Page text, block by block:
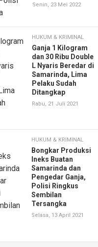
Senin, 23 Mei 2022
HUKUM & KRIMINAL
Ganja 1 Kilogram
dan 30 Ribu Double
L Nyaris Beredar di
Samarinda, Lima
Pelaku Sudah
Ditangkap
Rabu, 21 Juli 2021
HUKUM & KRIMINAL
Bongkar Produksi
Ineks Buatan
Samarinda dan
Pengedar Ganja,
Polisi Ringkus
Sembilan
Tersangka
Selasa, 13 April 2021